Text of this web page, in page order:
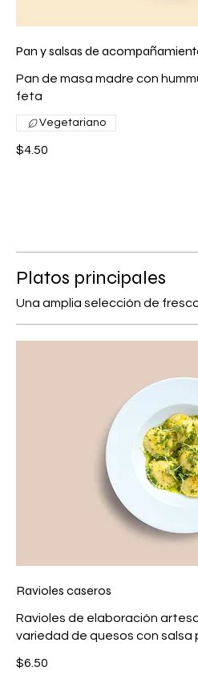
Pan y salsas de
Pan de masa madre con
feta
$4.50
Vegetariano
Platos principales
Una amplia selección de
Ravioles caseros
Ravioles de elaboración
variedad de quesos con salsa
$6.50